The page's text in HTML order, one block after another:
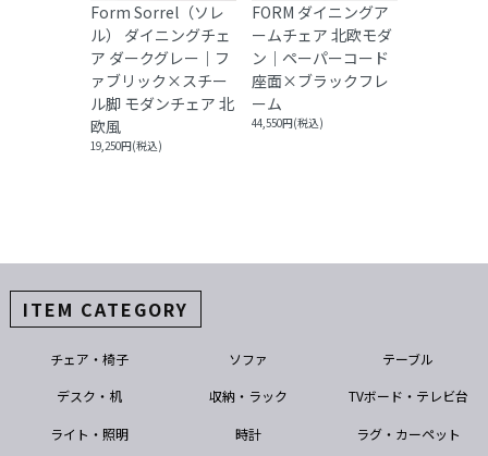
Form Sorrel（ソレ
ル） ダイニングチェ
ア ダークグレー｜フ
ァブリック×スチー
ル脚 モダンチェア 北
欧風
19,250円(税込)
FORM ダイニングア
ームチェア 北欧モダ
ン｜ペーパーコード
座面×ブラックフレ
ーム
44,550円(税込)
ITEM CATEGORY
チェア・椅子 ソファ テーブル
デスク・机 収納・ラック TVボード・テレビ台
ライト・照明 時計 ラグ・カーペット